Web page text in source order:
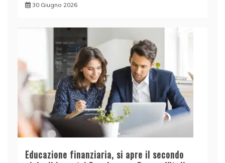
30 Giugno 2026
Educazione finanziaria, si apre il secondo